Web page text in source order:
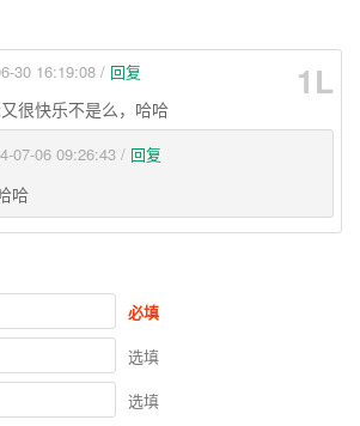
1L
30 16:19:08 / 回复
很快乐不是么，哈哈
07-06 09:26:43 / 回复
哈
必填
选填
选填